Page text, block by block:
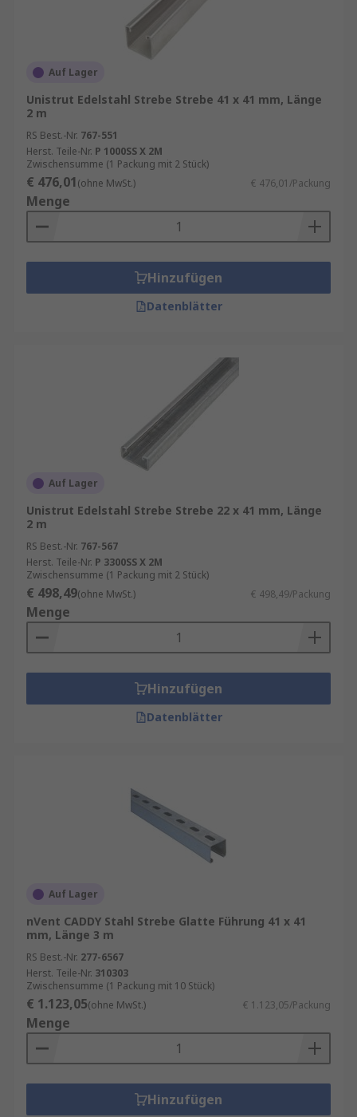
Auf Lager
Unistrut Edelstahl Strebe Strebe 41 x 41 mm, Länge
2 m
RS Best.-Nr. 767-551
Herst. Teile-Nr. P 1000SS X 2M
Zwischensumme (1 Packung mit 2 Stück)
€ 476,01(ohne MwSt.) € 476,01/Packung
Menge
Hinzufügen
Datenblätter
Auf Lager
Unistrut Edelstahl Strebe Strebe 22 x 41 mm, Länge
2 m
RS Best.-Nr. 767-567
Herst. Teile-Nr. P 3300SS X 2M
Zwischensumme (1 Packung mit 2 Stück)
€ 498,49(ohne MwSt.) € 498,49/Packung
Menge
Hinzufügen
Datenblätter
Auf Lager
nVent CADDY Stahl Strebe Glatte Führung 41 x 41
mm, Länge 3 m
RS Best.-Nr. 277-6567
Herst. Teile-Nr. 310303
Zwischensumme (1 Packung mit 10 Stück)
€ 1.123,05(ohne MwSt.) € 1.123,05/Packung
Menge
Hinzufügen